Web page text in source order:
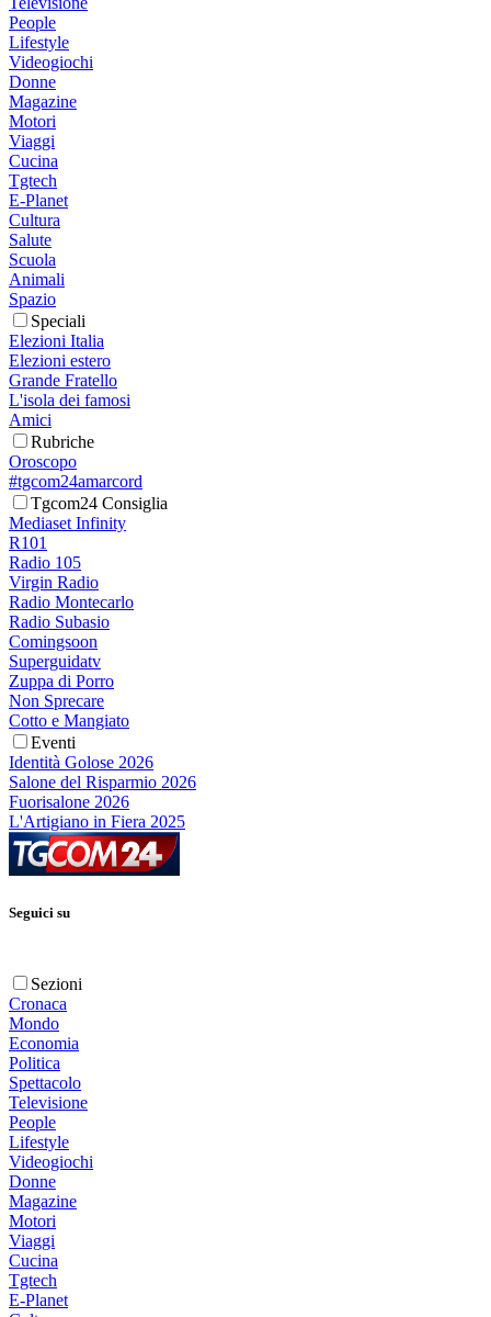
People
Lifestyle
Videogiochi
Donne
Magazine
Motori
Viaggi
Cucina
Tgtech
E-Planet
Cultura
Salute
Scuola
Animali
Spazio
Speciali
Elezioni Italia
Elezioni estero
Grande Fratello
L'isola dei famosi
Amici
Rubriche
Oroscopo
#tgcom24amarcord
Tgcom24 Consiglia
Mediaset Infinity
R101
Radio 105
Virgin Radio
Radio Montecarlo
Radio Subasio
Comingsoon
Superguidatv
Zuppa di Porro
Non Sprecare
Cotto e Mangiato
Eventi
Identità Golose 2026
Salone del Risparmio 2026
Fuorisalone 2026
L'Artigiano in Fiera 2025
Seguici su
Sezioni
Cronaca
Mondo
Economia
Politica
Spettacolo
Televisione
People
Lifestyle
Videogiochi
Donne
Magazine
Motori
Viaggi
Cucina
Tgtech
E-Planet